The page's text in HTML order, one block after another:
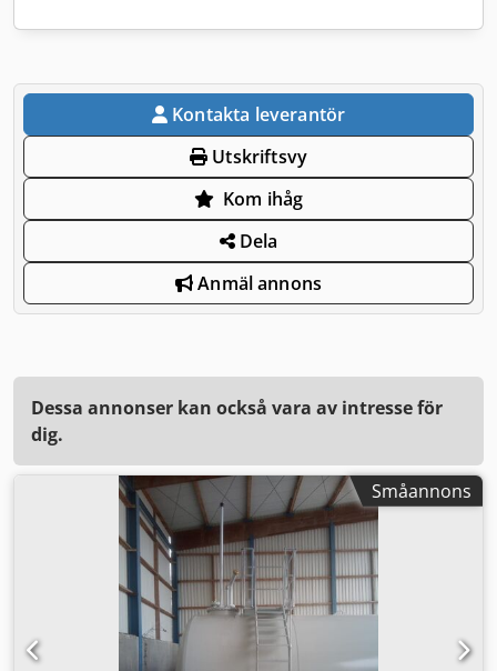
Kontakta leverantör
Utskriftsvy
Kom ihåg
Dela
Anmäl annons
Dessa annonser kan också vara av intresse för
dig.
Småannons